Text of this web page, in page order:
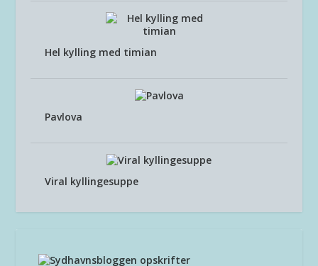
Hel kylling med timian
Pavlova
Viral kyllingesuppe